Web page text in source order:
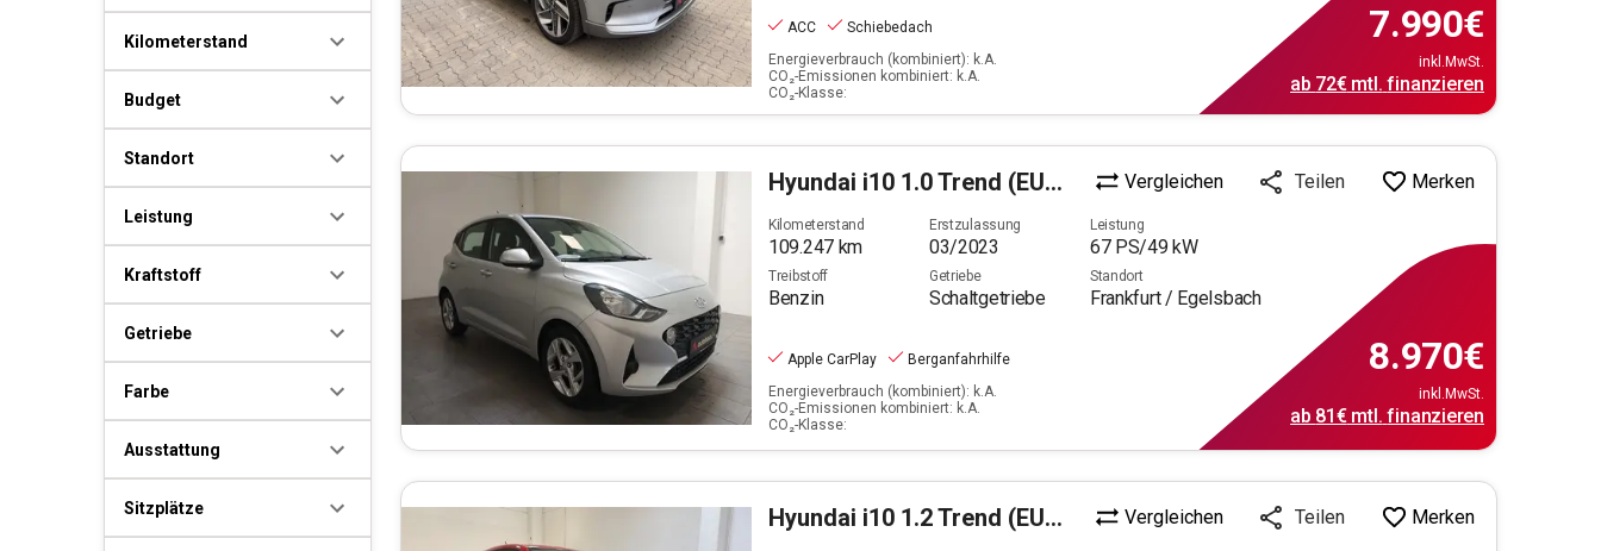
Kilometerstand
Budget
Standort
Leistung
Kraftstoff
Getriebe
Farbe
Ausstattung
Sitzplätze
ACC
Schiebedach
Energieverbrauch (kombiniert): k.A.
CO₂-Emissionen kombiniert: k.A.
CO₂-Klasse:
7.990€
inkl.MwSt.
ab 72€mtl. finanzieren
Hyundai i10 1.0 Trend (EURO 6d) Vergleichen Teilen Merken
Kilometerstand
109.247km
Erstzulassung
03/2023
Leistung
67PS/49kW
Treibstoff
Benzin
Getriebe
Schaltgetriebe
Standort
Frankfurt / Egelsbach
Apple CarPlay
Berganfahrhilfe
Energieverbrauch (kombiniert): k.A.
CO₂-Emissionen kombiniert: k.A.
CO₂-Klasse:
8.970€
inkl.MwSt.
ab 81€mtl. finanzieren
Hyundai i10 1.2 Trend (EURO 6d) Vergleichen Teilen Merken